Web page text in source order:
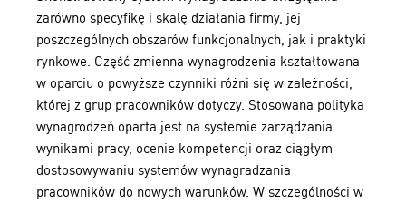
zarówno specyfikę i skalę działania firmy, jej
poszczególnych obszarów funkcjonalnych, jak i praktyki
rynkowe. Część zmienna wynagrodzenia kształtowana
w oparciu o powyższe czynniki różni się w zależności,
której z grup pracowników dotyczy. Stosowana polityka
wynagrodzeń oparta jest na systemie zarządzania
wynikami pracy, ocenie kompetencji oraz ciągłym
dostosowywaniu systemów wynagradzania
pracowników do nowych warunków. W szczególności w